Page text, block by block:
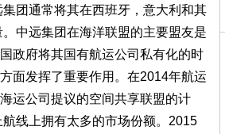
团通常将其在西班牙，意大利和其
中远集团在海洋联盟的主要盟友是
政府将其国有航运公司私有化的时
面发挥了重要作用。在2014年航运
运公司提议的空间共享联盟的计
线上拥有太多的市场份额。2015